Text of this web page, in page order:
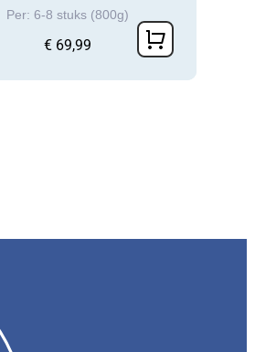
Per: 6-8 stuks (800g)
€69,99